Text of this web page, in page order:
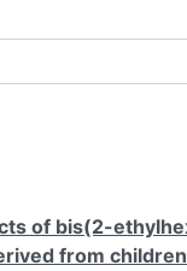
of bis(2-
from